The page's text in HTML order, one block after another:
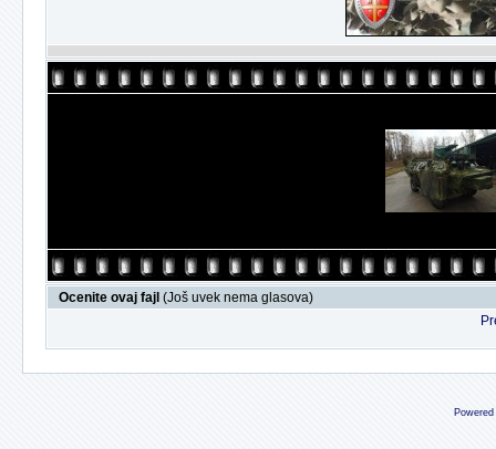
Ocenite ovaj fajl (Još uvek nema glasova)